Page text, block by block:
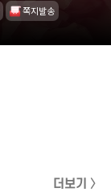
쪽지발송
더보기 〉